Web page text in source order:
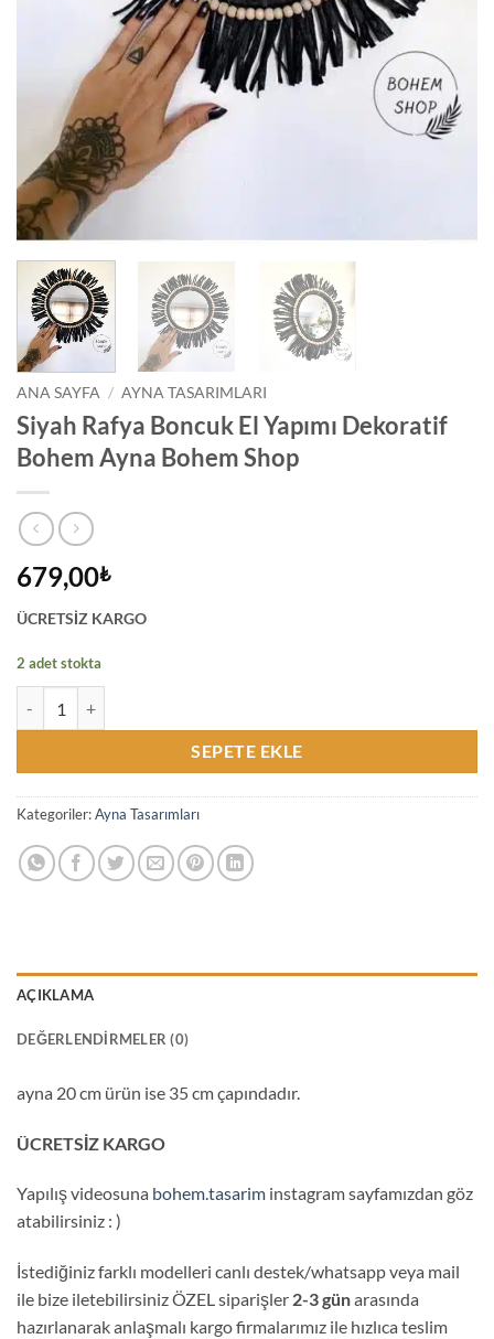
ANA SAYFA / AYNA TASARIMLARI
Siyah Rafya Boncuk El Yapımı Dekoratif
Bohem Ayna Bohem Shop
679,00₺
ÜCRETSİZ KARGO
2 adet stokta
SEPETE EKLE
Kategoriler:Ayna Tasarımları
AÇIKLAMA
DEĞERLENDIRMELER (0)
ayna 20 cm ürün ise 35 cm çapındadır.
ÜCRETSİZ KARGO
Yapılış videosuna bohem.tasarim instagram sayfamızdan göz
atabilirsiniz : )
İstediğiniz farklı modelleri canlı destek/whatsapp veya mail
ile bize iletebilirsiniz ÖZEL siparişler 2-3 günarasında
hazırlanarak anlaşmalı kargo firmalarımız ile hızlıca teslim